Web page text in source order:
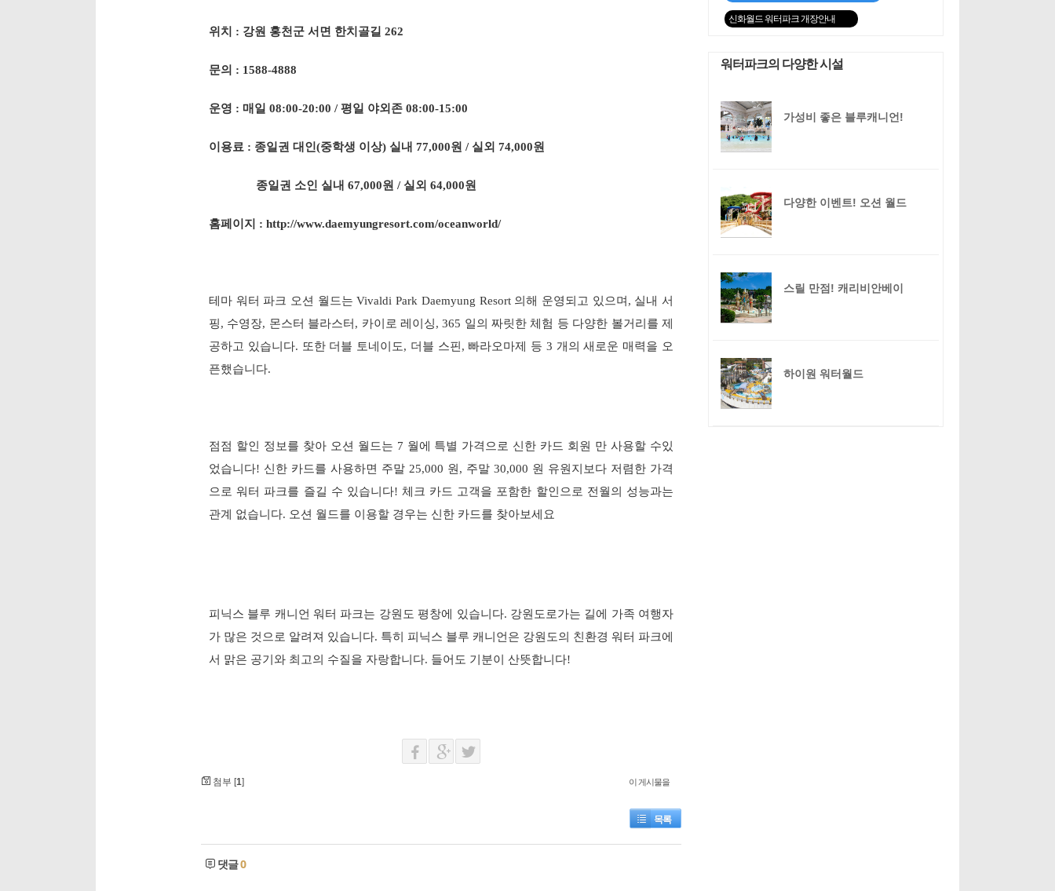
위치 : 강원 홍천군 서면 한치골길 262
문의 : 1588-4888
운영 : 매일 08:00-20:00 / 평일 야외존 08:00-15:00
이용료 : 종일권 대인(중학생 이상) 실내 77,000원 / 실외 74,000원
종일권 소인 실내 67,000원 / 실외 64,000원
홈페이지 : http://www.daemyungresort.com/oceanworld/
테마 워터 파크 오션 월드는 Vivaldi Park Daemyung Resort 의해 운영되고 있으며, 실내 서
핑, 수영장, 몬스터 블라스터, 카이로 레이싱, 365 일의 짜릿한 체험 등 다양한 볼거리를 제
공하고 있습니다. 또한 더블 토네이도, 더블 스핀, 빠라오마제 등 3 개의 새로운 매력을 오
픈했습니다.
점점 할인 정보를 찾아 오션 월드는 7 월에 특별 가격으로 신한 카드 회원 만 사용할 수있
었습니다! 신한 카드를 사용하면 주말 25,000 원, 주말 30,000 원 유원지보다 저렴한 가격
으로 워터 파크를 즐길 수 있습니다! 체크 카드 고객을 포함한 할인으로 전월의 성능과는
관계 없습니다. 오션 월드를 이용할 경우는 신한 카드를 찾아보세요
피닉스 블루 캐니언 워터 파크는 강원도 평창에 있습니다. 강원도로가는 길에 가족 여행자
가 많은 것으로 알려져 있습니다. 특히 피닉스 블루 캐니언은 강원도의 친환경 워터 파크에
서 맑은 공기와 최고의 수질을 자랑합니다. 들어도 기분이 산뜻합니다!
첨부 [1] 이 게시물을
목록
댓글0
신화월드 워터파크 개장안내
워터파크의 다양한 시설
가성비 좋은 블루캐니언!
다양한 이벤트! 오션 월드
스릴 만점! 캐리비안베이
하이원 워터월드